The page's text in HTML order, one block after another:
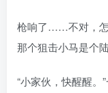
枪响了……不对，怎
那个狙击小马是个陆
“小家伙，快醒醒。